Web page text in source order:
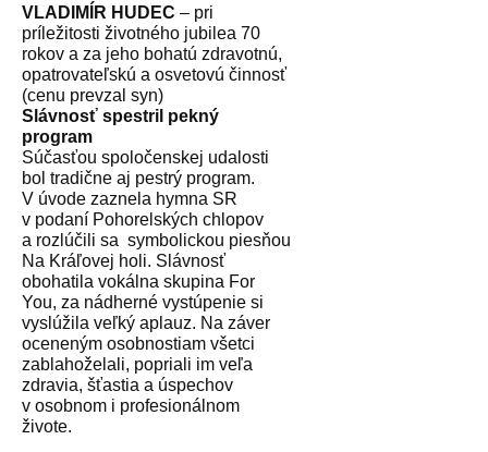
VLADIMÍR HUDEC – pri
príležitosti životného jubilea 70
rokov a za jeho bohatú zdravotnú,
opatrovateľskú a osvetovú činnosť
(cenu prevzal syn)
Slávnosť spestril pekný
program
Súčasťou spoločenskej udalosti
bol tradične aj pestrý program.
V úvode zaznela hymna SR
v podaní Pohorelských chlopov
a rozlúčili sa symbolickou piesňou
Na Kráľovej holi. Slávnosť
obohatila vokálna skupina For
You, za nádherné vystúpenie si
vyslúžila veľký aplauz. Na záver
oceneným osobnostiam všetci
zablahoželali, popriali im veľa
zdravia, šťastia a úspechov
v osobnom i profesionálnom
živote.